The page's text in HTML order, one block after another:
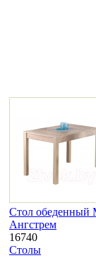
Стол обеденный
Ангстрем
16740
Столы